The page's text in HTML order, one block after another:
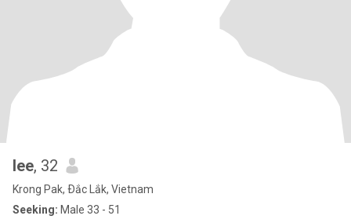
lee, 32
Krong Pak, Ðắc Lắk, Vietnam
Seeking: Male 33 - 51